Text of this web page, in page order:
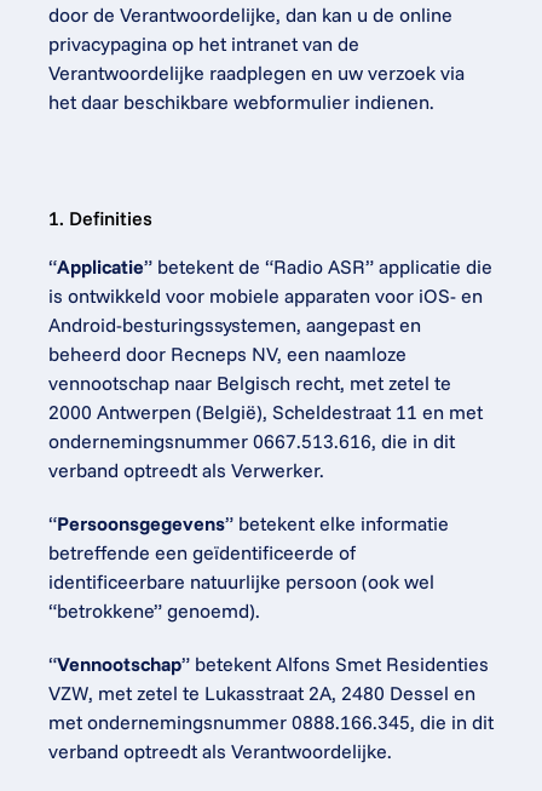
door de Verantwoordelijke, dan kan u de online
privacypagina op het intranet van de
Verantwoordelijke raadplegen en uw verzoek via
het daar beschikbare webformulier indienen.
1. Definities
“Applicatie” betekent de “Radio ASR” applicatie die
is ontwikkeld voor mobiele apparaten voor iOS- en
Android-besturingssystemen, aangepast en
beheerd door Recneps NV, een naamloze
vennootschap naar Belgisch recht, met zetel te
2000 Antwerpen (België), Scheldestraat 11 en met
ondernemingsnummer 0667.513.616, die in dit
verband optreedt als Verwerker.
“Persoonsgegevens” betekent elke informatie
betreffende een geïdentificeerde of
identificeerbare natuurlijke persoon (ook wel
“betrokkene” genoemd).
“Vennootschap” betekent Alfons Smet Residenties
VZW, met zetel te Lukasstraat 2A, 2480 Dessel en
met ondernemingsnummer 0888.166.345, die in dit
verband optreedt als Verantwoordelijke.